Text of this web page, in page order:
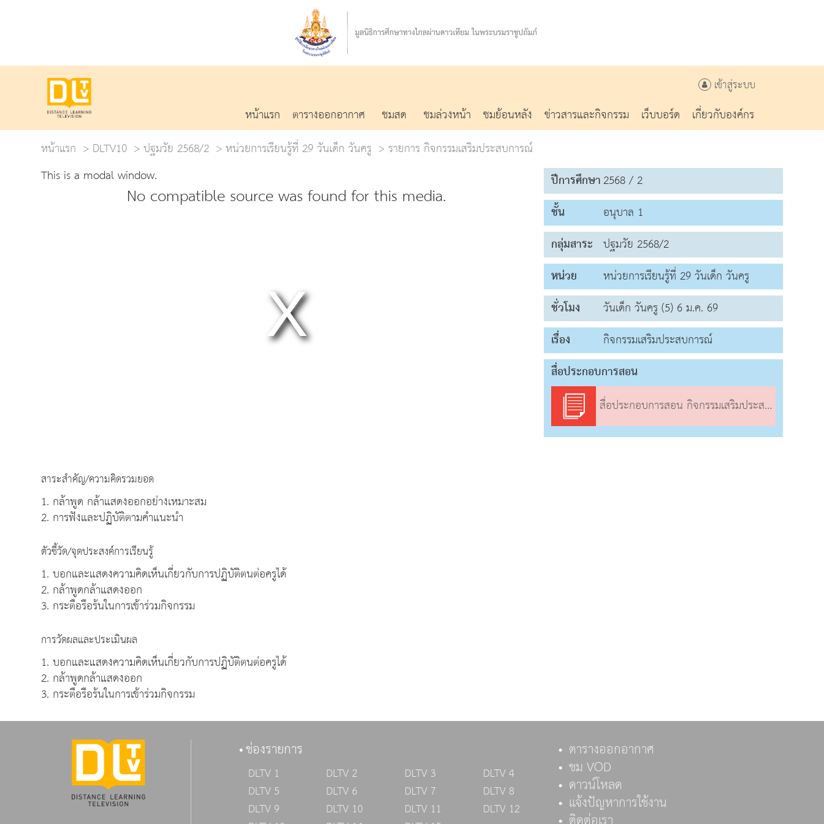
เข้าสู่ระบบ
หน้าแรก ตารางออกอากาศ ชมสด ชมล่วงหน้า ชมย้อนหลัง ข่าวสารและกิจกรรม เว็บบอร์ด
เกี่ยวกับองค์กร
หน้าแรก
DLTV10 ปฐมวัย 2568/2 หน่วยการเรียนรู้ที่ 29 วันเด็ก วันครู
รายการ กิจกรรมเสริมประสบการณ์
This is a modal window.
No compatible source was found for this media.
สาระสำคัญ/ความคิดรวมยอด
1. กล้าพูด กล้าแสดงออกอย่างเหมาะสม
2. การฟังและปฏิบัติตามคำแนะนำ
ตัวชี้วัด/จุดประสงค์การเรียนรู้
1. บอกและแสดงความคิดเห็นเกี่ยวกับการปฏิบัติตนต่อครูได้
2. กล้าพูดกล้าแสดงออก
3. กระตือรือร้นในการเข้าร่วมกิจกรรม
การวัดผลและประเมินผล
1. บอกและแสดงความคิดเห็นเกี่ยวกับการปฏิบัติตนต่อครูได้
2. กล้าพูดกล้าแสดงออก
3. กระตือรือร้นในการเข้าร่วมกิจกรรม
ปีการศึกษา2568 / 2
ชั้น
อนุบาล 1
กลุ่มสาระ ปฐมวัย 2568/2
หน่วย
หน่วยการเรียนรู้ที่ 29 วันเด็ก วันครู
ชั่วโมง
วันเด็ก วันครู (5) 6 ม.ค. 69
เรื่อง
กิจกรรมเสริมประสบการณ์
สื่อประกอบการสอน
สื่อประกอบการสอน กิจกรรมเสริมประสบการณ์
ช่องรายการ
DLTV 1 DLTV 2 DLTV 3
DLTV 4
DLTV 5
DLTV 6 DLTV 7
DLTV 8
DLTV 9
DLTV 10 DLTV 11
DLTV 12
ตารางออกอากาศ
ชม VOD
ดาวน์โหลด
แจ้งปัญหาการใช้งาน